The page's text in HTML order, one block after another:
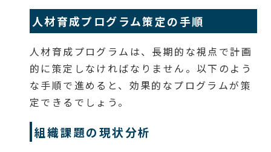
人材育成プログラム策定の手順
人材育成プログラムは、長期的な視点で計画
的に策定しなければなりません。以下のよう
な手順で進めると、効果的なプログラムが策
定できるでしょう。
組織課題の現状分析